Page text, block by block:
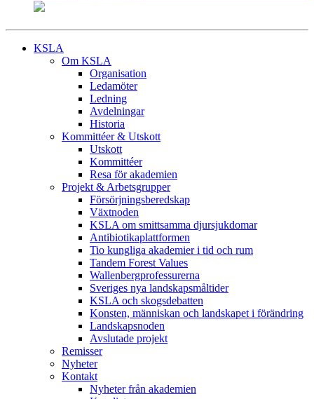
KSLA
Om KSLA
Organisation
Ledamöter
Ledning
Avdelningar
Historia
Kommittéer & Utskott
Utskott
Kommittéer
Resa för akademien
Projekt & Arbetsgrupper
Försörjningsberedskap
Växtnoden
KSLA om smittsamma djursjukdomar
Antibiotikaplattformen
Tio kungliga akademier i tid och rum
Tandem Forest Values
Wallenbergprofessurerna
Sveriges nya landskapsmåltider
KSLA och skogsdebatten
Konsten, människan och landskapet i förändring
Landskapsnoden
Avslutade projekt
Remisser
Nyheter
Kontakt
Nyheter från akademien